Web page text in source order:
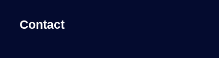
Contact